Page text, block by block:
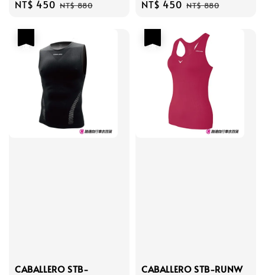
Sale
NT$ 450 Regular
NT$ 880
Sale
NT$ 450 Regular
NT$ 880
CABALLERO STB-
CABALLERO STB-RUNW